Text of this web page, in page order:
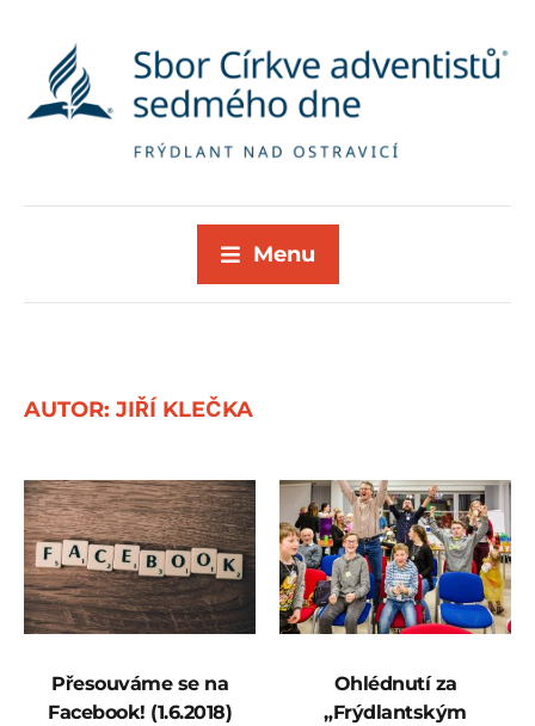
Menu
AUTOR: JIŘÍ KLEČKA
Přesouváme se na
Facebook! (1.6.2018)
Ohlédnutí za
„Frýdlantským